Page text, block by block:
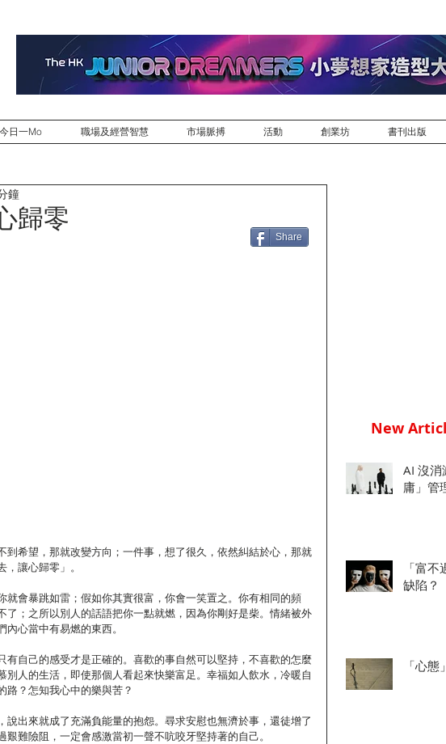
今日一Mo 職場及經營智慧 市場脈搏 活動 創業坊 書刊出版
歸零
鐘
到希望，那就改變方向；一件事，想了很久，依然糾結於心，那就
讓心歸零」。
就會暴跳如雷；假如你其實很富，你會一笑置之。你有相同的頻
了；之所以別人的話語把你一點就燃，因為你剛好是柴。情緒被外
心當中有易燃的東西。
有自己的感受才是正確的。喜歡的事自然可以堅持，不喜歡的怎麼
別人的生活，即使那個人看起來快樂富足。幸福如人飲水，冷暖自
路？怎知我心中的樂與苦？
說出來就成了充滿負能量的抱怨。尋求安慰也無濟於事，還徒增了
難險阻，一定會感激當初一聲不吭咬牙堅持著的自己。
Share
New
AI 沒消
庸」管
「富
缺陷？
「心